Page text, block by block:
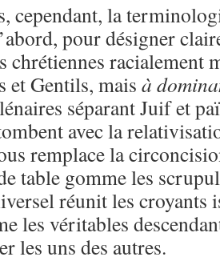
cependant, la
pour désigner
chrétiennes racialement
et Gentils, mais à
séparant Juif et
avec la
remplace la
table gomme les
réunit les croyants
les véritables
les uns des autres.